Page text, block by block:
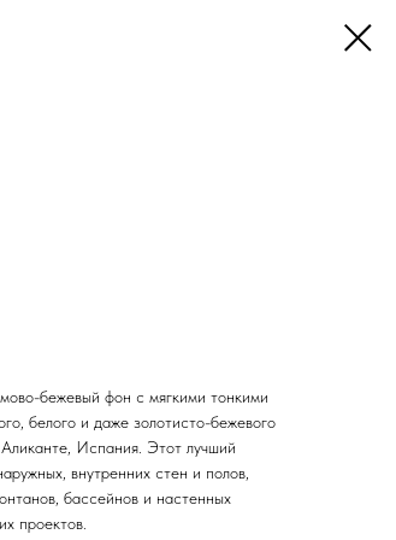
бежевый фон с мягкими тонкими
белого и даже золотисто-бежевого
Испания. Этот лучший
внутренних стен и полов,
бассейнов и настенных
проектов.